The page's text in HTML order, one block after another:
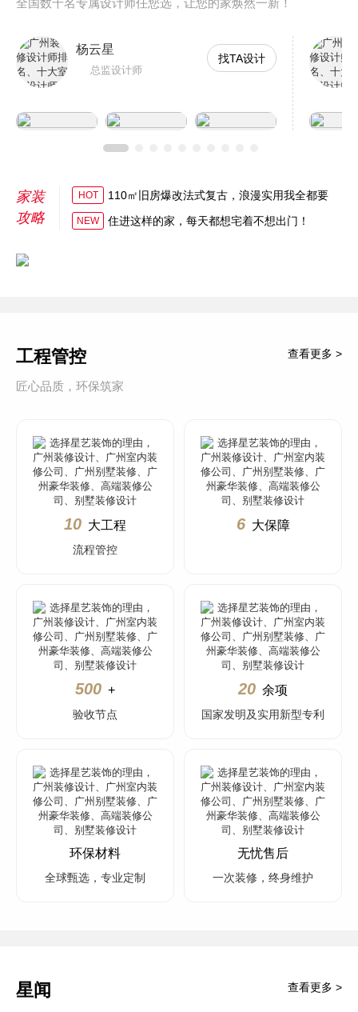
全国数千名专属设计师任您选，让您的家焕然一新！
杨云星
总监设计师
找TA设计
家装
攻略
HOT 110㎡旧房爆改法式复古，浪漫实用我全都要
NEW 住进这样的家，每天都想宅着不想出门！
工程管控
匠心品质，环保筑家
查看更多 >
10 大工程
流程管控
6 大保障
500 +
验收节点
20 余项
国家发明及实用新型专利
环保材料
全球甄选，专业定制
无忧售后
一次装修，终身维护
星闻 查看更多 >